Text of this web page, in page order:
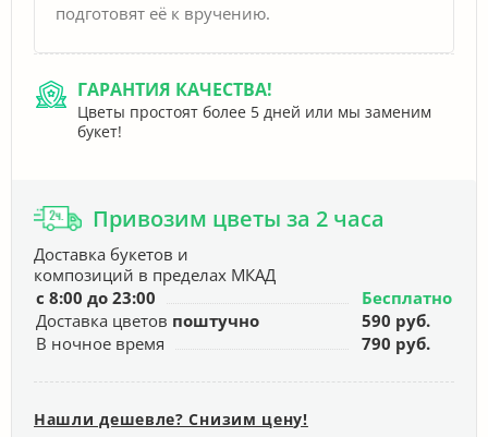
подготовят её к вручению.
ГАРАНТИЯ КАЧЕСТВА!
Цветы простоят более 5 дней или мы заменим
букет!
Привозим цветы за 2 часа
Доставка букетов и
композиций в пределах МКАД
с 8:00 до 23:00
Бесплатно
Доставка цветов поштучно
590 руб.
В ночное время
790 руб.
Нашли дешевле? Снизим цену!